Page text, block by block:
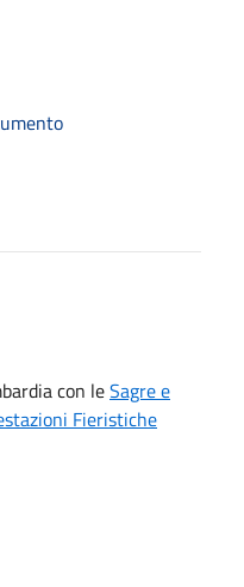
con leSagre e
Fieristiche